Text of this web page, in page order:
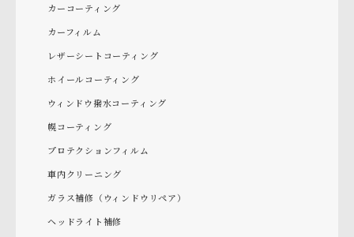
カーコーティング
カーフィルム
レザーシートコーティング
ホイールコーティング
ウィンドウ撥水コーティング
幌コーティング
プロテクションフィルム
車内クリーニング
ガラス補修（ウィンドウリペア）
ヘッドライト補修